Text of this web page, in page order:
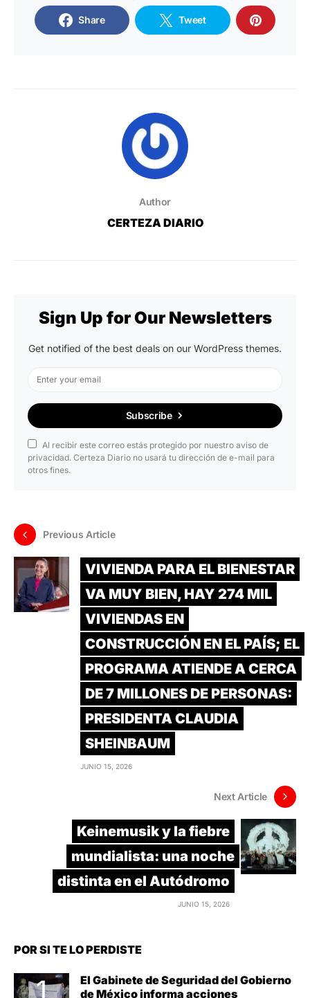
Share Tweet
Author
CERTEZA DIARIO
Sign Up for Our Newsletters
Get notified of the best deals on our WordPress themes.
Subscribe
Al recibir este correo estás protegido por nuestro aviso de
privacidad. Certeza Diario no usará tu dirección de e-mail para
otros fines.
Previous Article
VIVIENDA PARA EL BIENESTAR
VA MUY BIEN, HAY 274 MIL
VIVIENDAS EN
CONSTRUCCIÓN EN EL PAÍS; EL
PROGRAMA ATIENDE A CERCA
DE 7 MILLONES DE PERSONAS:
PRESIDENTA CLAUDIA
SHEINBAUM
JUNIO 15, 2026
Next Article
Keinemusik y la fiebre
mundialista: una noche
distinta en el Autódromo
JUNIO 15, 2026
POR SI TE LO PERDISTE
El Gabinete de Seguridad del Gobierno
de México informa acciones